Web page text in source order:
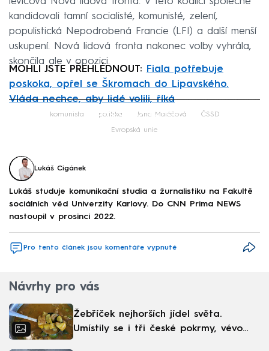
kandidovali tamní socialisté, komunisté, zelení,
populistická Nepodrobená Francie (LFI) a další menší
uskupení. Nová lidová fronta nakonec volby vyhrála,
skončila ale v opozici.
MOHLI JSTE PŘEHLÉDNOUT:
Fiala potřebuje
poskoka, opřel se Škromach do Lipavského.
Vláda nechce, aby lidé volili, říká
Failed to fetch
komunista politika Jana Maláčová ČSSD
Evropská unie
Lukáš Cigánek
Lukáš studuje komunikační studia a žurnalistiku na Fakultě
sociálních věd Univerzity Karlovy. Do CNN Prima NEWS
nastoupil v prosinci 2022.
Pro tento článek jsou komentáře vypnuté
Návrhy pro vás
Žebříček nejhorších jídel světa.
Umístily se i tři české pokrmy, vévodí